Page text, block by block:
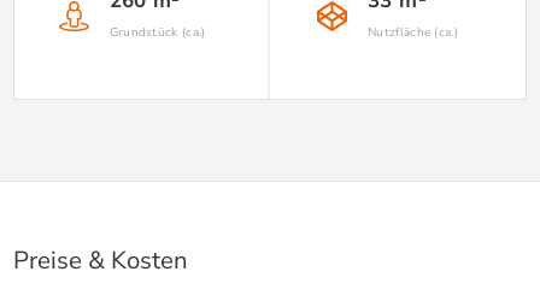
Grundstück (ca.) Nutzfläche (ca.)
Preise & Kosten